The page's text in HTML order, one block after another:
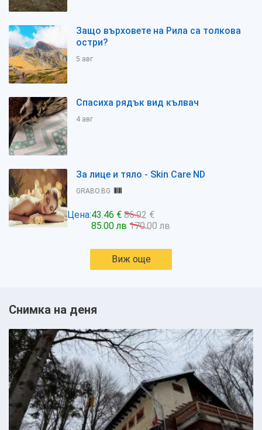
Защо върховете на Рила са толкова
остри?
5 авг
Спасиха рядък вид кълвач
4 авг
За лице и тяло - Skin Care ND
GRABO.BG
Цена:43.46 € 86.92 €
85.00 лв 170.00 лв
Виж още
Снимка на деня